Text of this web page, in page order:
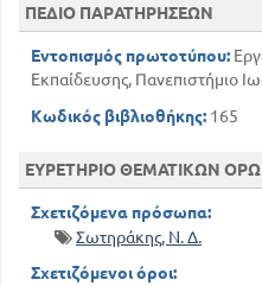
ΠΕΔΙΟ ΠΑΡΑΤΗΡΗΣΕΩΝ
Εντοπισμός πρωτοτύπου:
Εκπαίδευσης, Πανεπιστήμιο
Κωδικός βιβλιοθήκης: 165
ΕΥΡΕΤΗΡΙΟ ΘΕΜΑΤΙΚΩΝ
Σχετιζόμενα πρόσωπα:
Σωτηράκης, Ν. Δ.
Σχετιζόμενοι όροι: